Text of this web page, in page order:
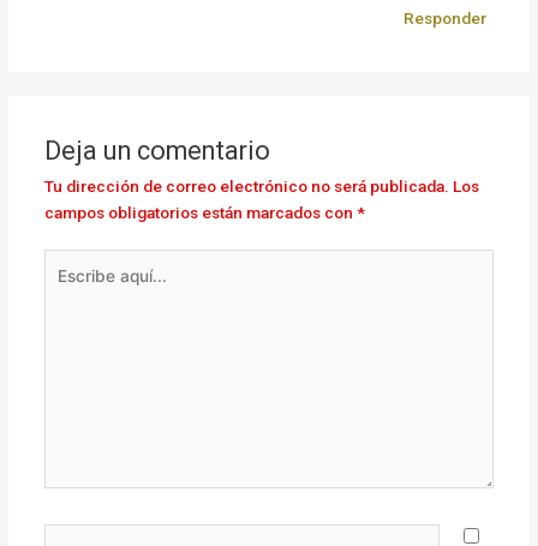
Responder
Deja un comentario
Tu dirección de correo electrónico no será publicada. Los
campos obligatorios están marcados con *
aquí...